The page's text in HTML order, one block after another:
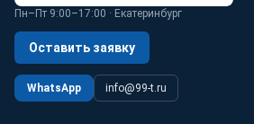
Пн–Пт 9:00–17:00 · Екатеринбург
Оставить заявку
WhatsApp info@99-t.ru